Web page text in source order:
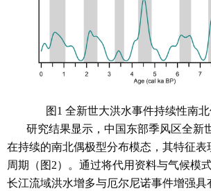
图1 全新世大洪水事件持续性南
研究结果显示，中国东部季风区全新
在持续的南北偶极型分布模态，其特征表
周期（图2）。通过将代用资料与气候模
长江流域洪水增多与厄尔尼诺事件增强具